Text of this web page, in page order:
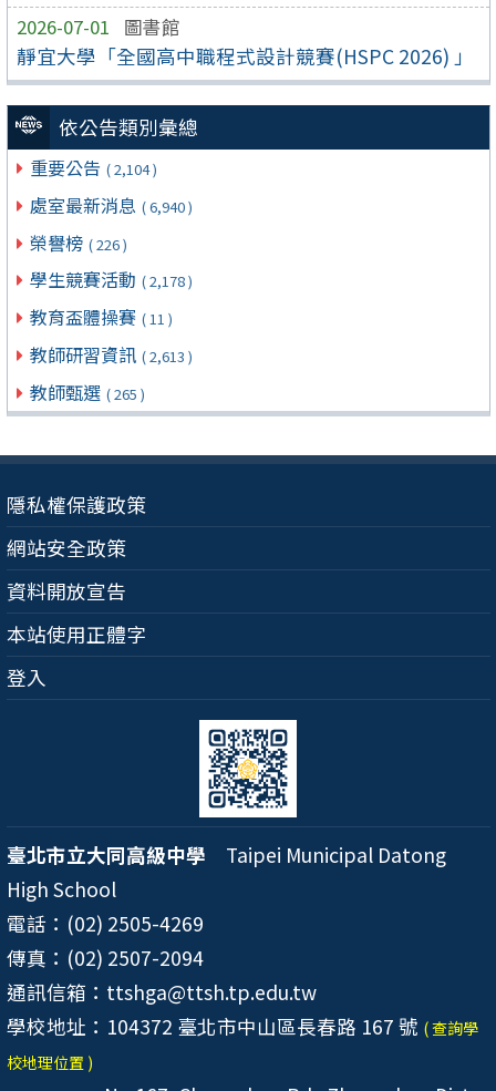
2026-07-01 圖書館
靜宜大學「全國高中職程式設計競賽(HSPC 2026) 」
依公告類別彙總
重要公告 ( 2,104 )
處室最新消息 ( 6,940 )
榮譽榜 ( 226 )
學生競賽活動 ( 2,178 )
教育盃體操賽 ( 11 )
教師研習資訊 ( 2,613 )
教師甄選 ( 265 )
隱私權保護政策
網站安全政策
資料開放宣告
本站使用正體字
登入
臺北市立大同高級中學 Taipei Municipal Datong
High School
電話：(02) 2505-4269
傳真：(02) 2507-2094
通訊信箱：ttshga@ttsh.tp.edu.tw
學校地址：104372 臺北市中山區長春路 167 號 ( 查詢學
校地理位置 )